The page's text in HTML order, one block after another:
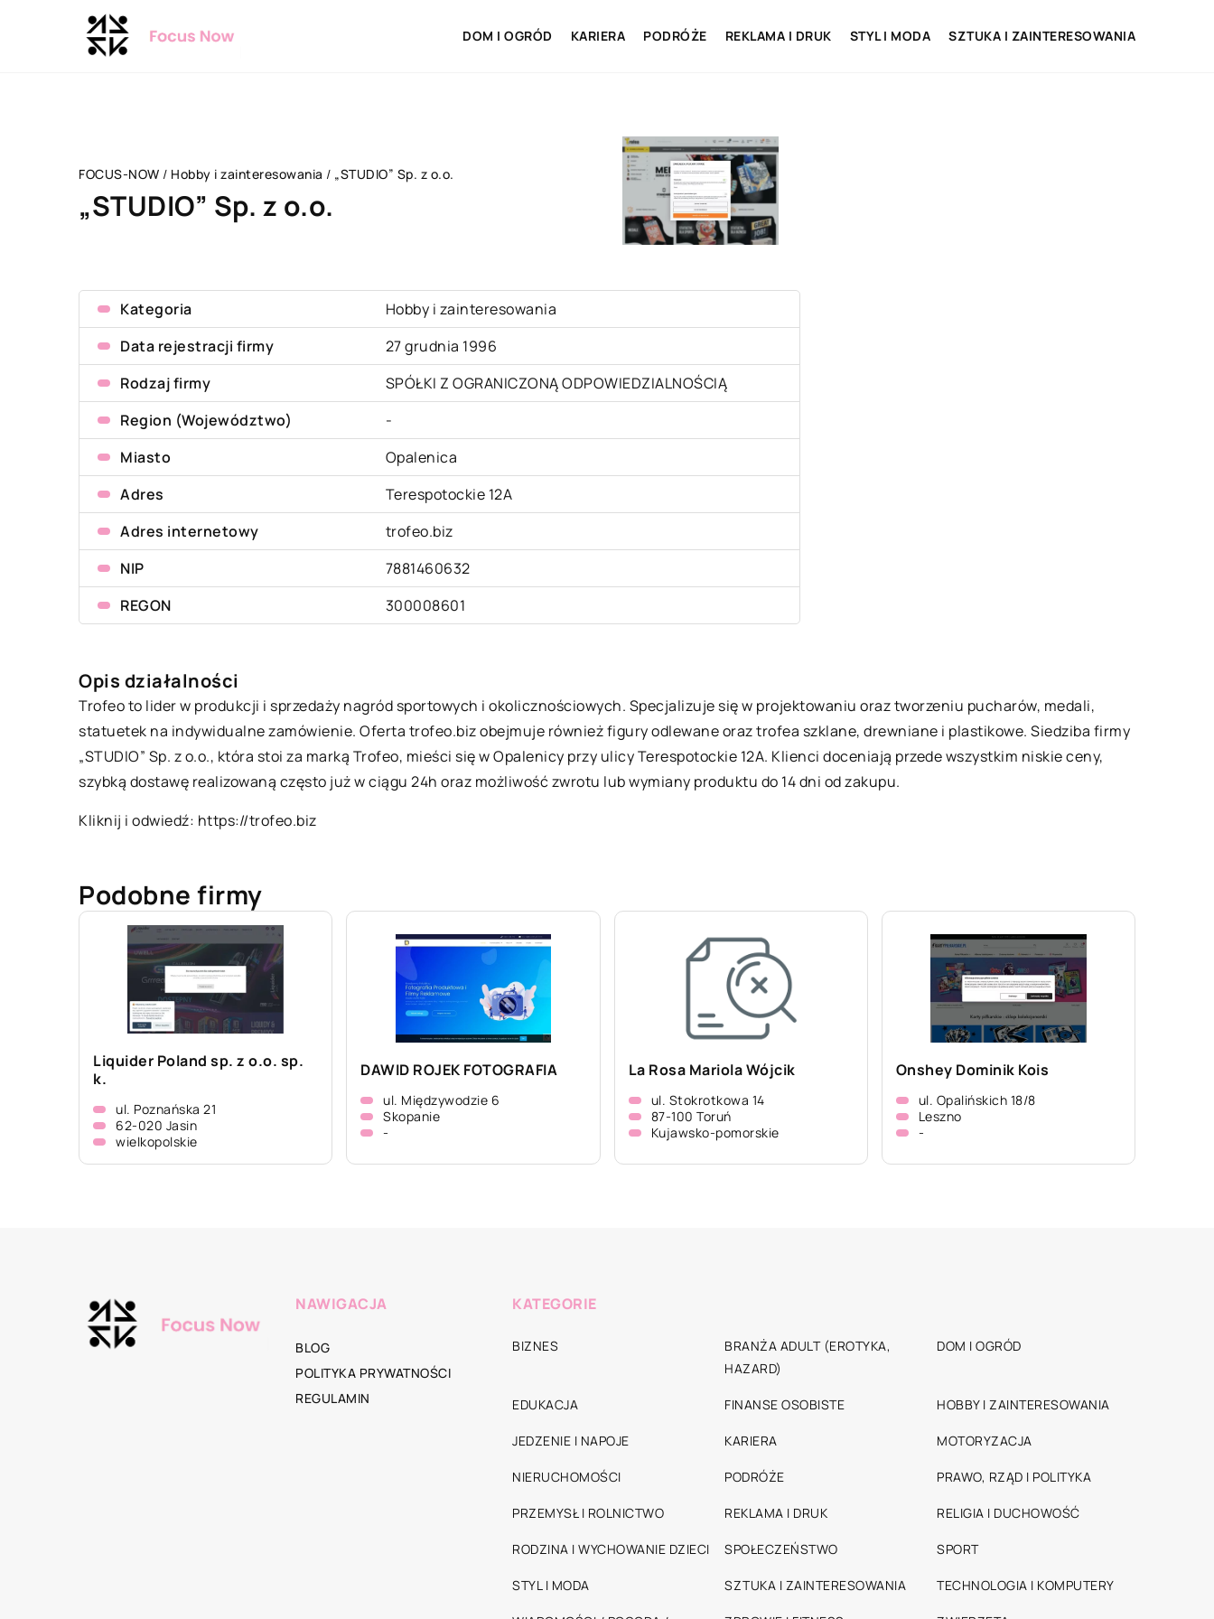
DOM I OGRÓD KARIERA PODRÓŻE REKLAMA I DRUK STYL I MODA SZTUKA I ZAINTERESOWANIA
FOCUS-NOW / Hobby i zainteresowania / „STUDIO” Sp. z o.o.
„STUDIO” Sp. z o.o.
Kategoria
Hobby i zainteresowania
Data rejestracji firmy
27 grudnia 1996
Rodzaj firmy
SPÓŁKI Z OGRANICZONĄ ODPOWIEDZIALNOŚCIĄ
Region (Województwo)
-
Miasto
Opalenica
Adres
Terespotockie 12A
Adres internetowy
trofeo.biz
NIP
7881460632
REGON
300008601
Opis działalności
Trofeo to lider w produkcji i sprzedaży nagród sportowych i okolicznościowych. Specjalizuje się w projektowaniu oraz tworzeniu pucharów, medali,
statuetek na indywidualne zamówienie. Oferta trofeo.biz obejmuje również figury odlewane oraz trofea szklane, drewniane i plastikowe. Siedziba firmy
„STUDIO” Sp. z o.o., która stoi za marką Trofeo, mieści się w Opalenicy przy ulicy Terespotockie 12A. Klienci doceniają przede wszystkim niskie ceny,
szybką dostawę realizowaną często już w ciągu 24h oraz możliwość zwrotu lub wymiany produktu do 14 dni od zakupu.
Kliknij i odwiedź: https://trofeo.biz
Podobne firmy
Liquider Poland sp. z o.o. sp.
k.
ul. Poznańska 21
62-020 Jasin
wielkopolskie
DAWID ROJEK FOTOGRAFIA
ul. Międzywodzie 6
Skopanie
-
La Rosa Mariola Wójcik
ul. Stokrotkowa 14
87-100 Toruń
Kujawsko-pomorskie
Onshey Dominik Kois
ul. Opalińskich 18/8
Leszno
-
NAWIGACJA
BLOG
POLITYKA PRYWATNOŚCI
REGULAMIN
KATEGORIE
BIZNES
BRANŻA ADULT (EROTYKA,
HAZARD)
DOM I OGRÓD
EDUKACJA FINANSE OSOBISTE HOBBY I ZAINTERESOWANIA
JEDZENIE I NAPOJE KARIERA MOTORYZACJA
NIERUCHOMOŚCI PODRÓŻE PRAWO, RZĄD I POLITYKA
PRZEMYSŁ I ROLNICTWO REKLAMA I DRUK RELIGIA I DUCHOWOŚĆ
RODZINA I WYCHOWANIE DZIECI SPOŁECZEŃSTWO SPORT
STYL I MODA SZTUKA I ZAINTERESOWANIA TECHNOLOGIA I KOMPUTERY